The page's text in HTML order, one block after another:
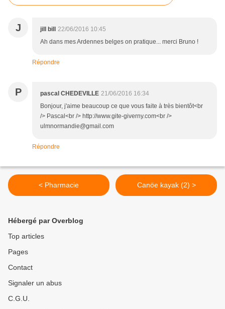
J jill bill
22/06/2016 10:45
Ah dans mes Ardennes belges on pratique... merci Bruno !
Répondre
P pascal CHEDEVILLE 21/06/2016 16:34
Bonjour, j'aime beaucoup ce que vous faite à très bientôt<br
/> Pascal<br /> http://www.gite-giverny.com<br />
ulmnormandie@gmail.com
Répondre
< Pharmacie Canöe kayak (2) >
Hébergé par Overblog
Top articles
Pages
Contact
Signaler un abus
C.G.U.